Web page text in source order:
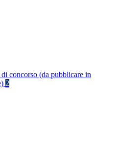
concorso (da pubblicare in
2